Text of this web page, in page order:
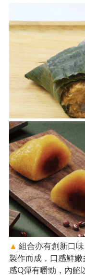
▲ 組合亦有創新口
製作而成，口感鮮
感Q彈有嚼勁，內餡